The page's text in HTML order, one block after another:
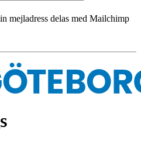
mejladress delas med Mailchimp